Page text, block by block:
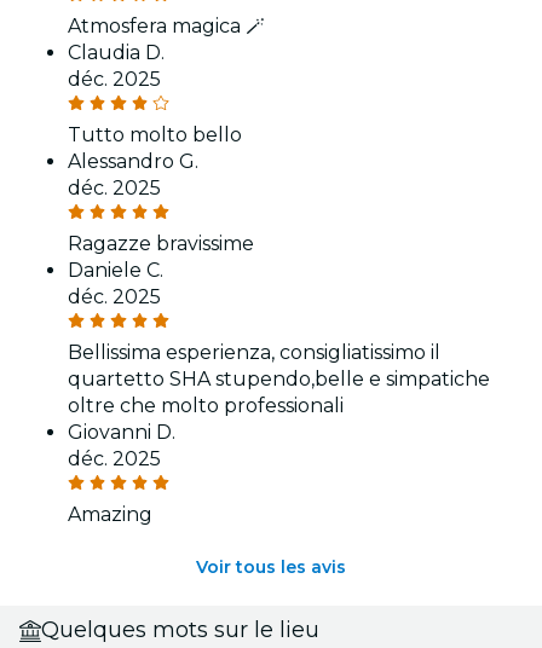
Atmosfera magica 🪄
Claudia D.
déc. 2025
Tutto molto bello
Alessandro G.
déc. 2025
Ragazze bravissime
Daniele C.
déc. 2025
Bellissima esperienza, consigliatissimo il
quartetto SHA stupendo,belle e simpatiche
oltre che molto professionali
Giovanni D.
déc. 2025
Amazing
Voir tous les avis
Quelques mots sur le lieu